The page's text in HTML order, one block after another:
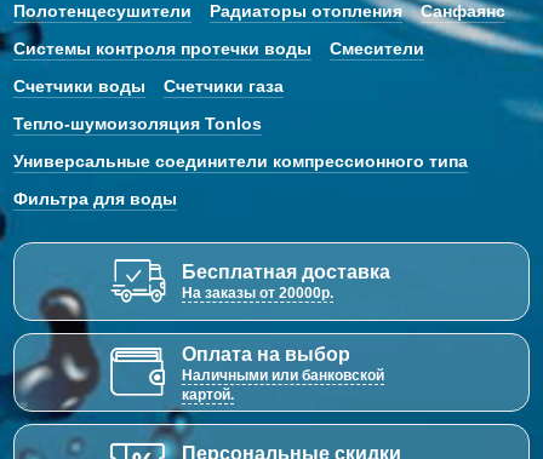
Полотенцесушители
Радиаторы отопления
Санфаянс
Системы контроля протечки воды
Смесители
Счетчики воды
Счетчики газа
Тепло-шумоизоляция Tonlos
Универсальные соединители компрессионного типа
Фильтра для воды
Бесплатная доставка
На заказы от 20000р.
Оплата на выбор
Наличными или банковской
картой.
Персональные скидки